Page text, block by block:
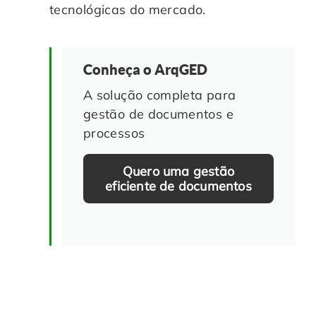
tecnológicas do mercado.
Conheça o ArqGED
A solução completa para
gestão de documentos e
processos
Quero uma gestão
eficiente de documentos